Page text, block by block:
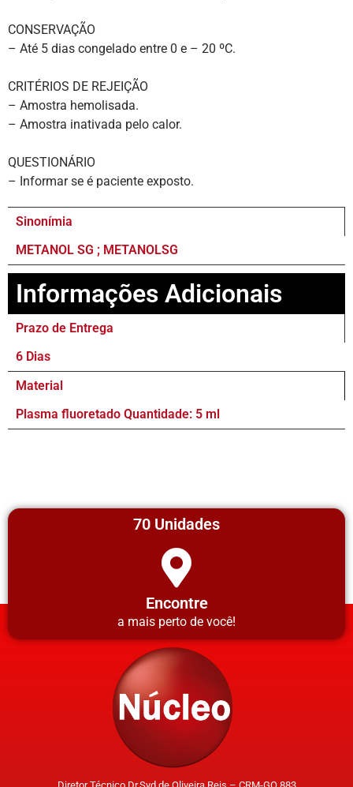
CONSERVAÇÃO
– Até 5 dias congelado entre 0 e – 20 ºC.
CRITÉRIOS DE REJEIÇÃO
– Amostra hemolisada.
– Amostra inativada pelo calor.
QUESTIONÁRIO
– Informar se é paciente exposto.
Sinonímia
METANOL SG ; METANOLSG
Informações Adicionais
Prazo de Entrega
6 Dias
Material
Plasma fluoretado Quantidade: 5 ml
70 Unidades
Encontre
a mais perto de você!